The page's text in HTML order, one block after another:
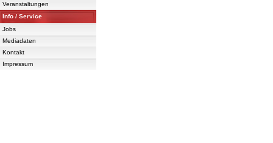
Veranstaltungen
Info / Service
Jobs
Mediadaten
Kontakt
Impressum